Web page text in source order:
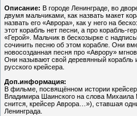
Описание: В городе Ленинграде, во
двумя мальчиками, как назвать макет
назвать его «Аврора», как у него на
этот корабль нет песни, а про корабль-
«Герой». Мальчик в бескозырке с
сочинить песню об этом корабле. Они
новосозданная песня про «Аврору»
Они называют свой деревянный корабль
русского крейсера.
Доп.информация:
В фильме, посвящённом истории
Владимира Шаинского на слова Михаила
снится, крейсер Аврора…»), ставшая
Ленинграда.